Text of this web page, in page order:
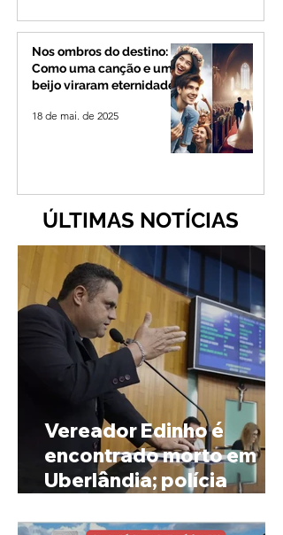
Nos ombros do destino:
Como uma canção e um
beijo viraram eternidade
18 de mai. de 2025
ÚLTIMAS NOTÍCIAS
Vereador Edinho é
encontrado morto em
Uberlândia; polícia